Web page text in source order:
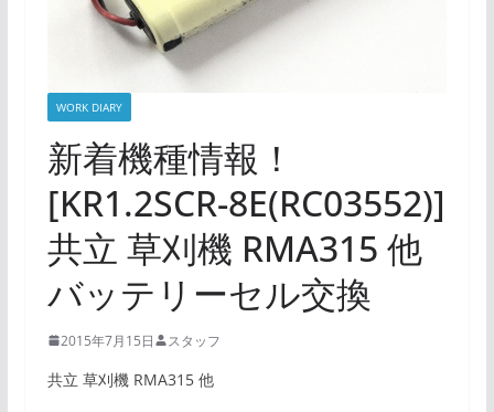
WORK DIARY
新着機種情報！
[KR1.2SCR-8E(RC03552)]
共立 草刈機 RMA315 他
バッテリーセル交換
2015年7月15日 スタッフ
共立 草刈機 RMA315 他